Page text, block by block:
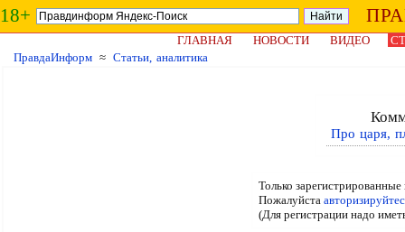
18+
ГЛАВНАЯ НОВОСТИ ВИДЕО
ПравдаИнформ ≈ Статьи, аналитика
Про царя,
Только
Пожалуйста
(Для регистрации надо